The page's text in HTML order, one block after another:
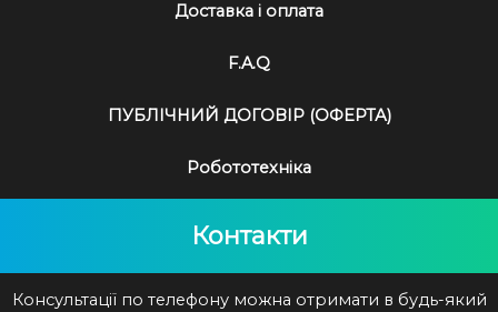
Доставка і оплата
F.A.Q
ПУБЛІЧНИЙ ДОГОВІР (ОФЕРТА)
Робототехніка
Контакти
Консультації по телефону можна отримати в будь-який